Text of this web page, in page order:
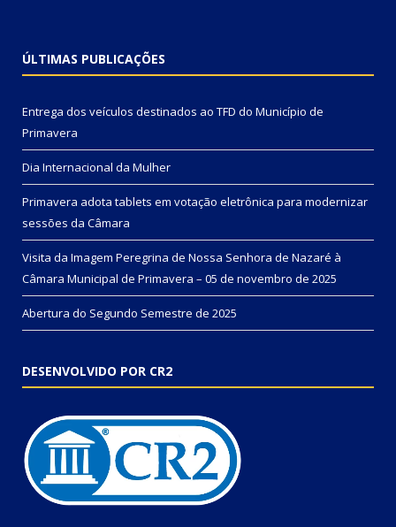
ÚLTIMAS PUBLICAÇÕES
Entrega dos veículos destinados ao TFD do Município de
Primavera
Dia Internacional da Mulher
Primavera adota tablets em votação eletrônica para modernizar
sessões da Câmara
Visita da Imagem Peregrina de Nossa Senhora de Nazaré à
Câmara Municipal de Primavera – 05 de novembro de 2025
Abertura do Segundo Semestre de 2025
DESENVOLVIDO POR CR2